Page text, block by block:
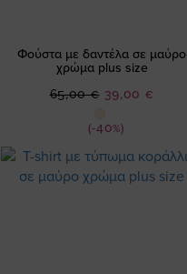
Φούστα με δαντέλα σε μαύρο
χρώμα plus size
(-40%)
Ειδική
39,00 €
65,00 €